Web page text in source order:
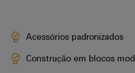
Acessórios padronizados
Construção em blocos